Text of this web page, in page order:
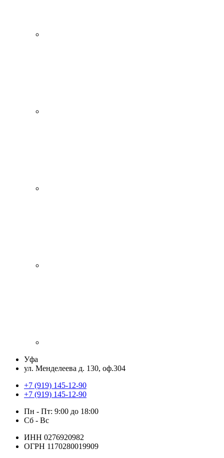
Уфа
ул. Менделеева д. 130, оф.304
+7 (919) 145-12-90
+7 (919) 145-12-90
Пн - Пт: 9:00 до 18:00
Сб - Вс
ИНН 0276920982
ОГРН 1170280019909